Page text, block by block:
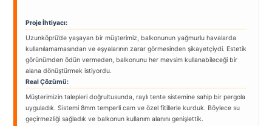
Proje İhtiyacı:
Uzunköprü’de yaşayan bir müşterimiz, balkonunun yağmurlu havalarda
kullanılamamasından ve eşyalarının zarar görmesinden şikayetçiydi. Estetik
görünümden ödün vermeden, balkonunu her mevsim kullanabileceği bir
alana dönüştürmek istiyordu.
Real Çözümü:
Müşterimizin talepleri doğrultusunda, raylı tente sistemine sahip bir pergola
uyguladık. Sistemi 8mm temperli cam ve özel fitillerle kurduk. Böylece su
geçirmezliği sağladık ve balkonun kullanım alanını genişlettik.